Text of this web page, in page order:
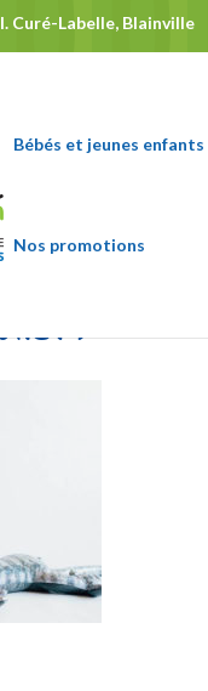
Curé-Labelle, Blainville
Bébés et jeunes enfants
Nos promotions